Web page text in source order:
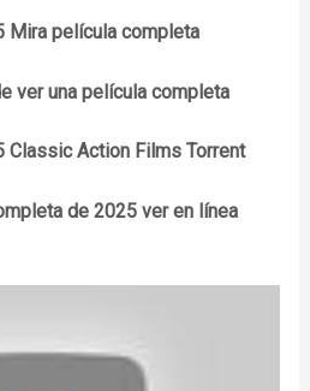
Mira película completa
ver una película completa
Classic Action Films Torrent
de 2025 ver en línea